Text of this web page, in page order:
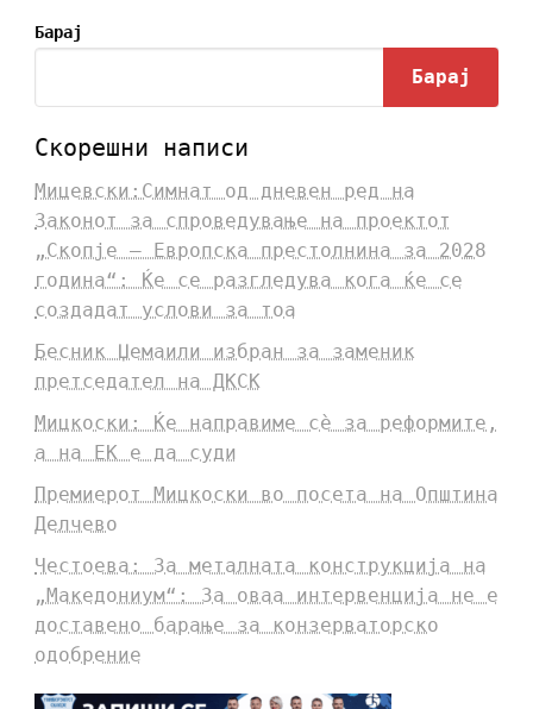
Барај
Барај
Скорешни написи
Мицевски:Симнат од дневен ред на
Законот за спроведување на проектот
„Скопје – Европска престолнина за 2028
година“: Ќе се разгледува кога ќе се
создадат услови за тоа
Бесник Џемаили избран за заменик
претседател на ДКСК
Мицкоски: Ќе направиме сè за реформите,
а на ЕК е да суди
Премиерот Мицкоски во посета на Општина
Делчево
Честоева: За металната конструкција на
„Македониум“: За оваа интервенција не е
доставено барање за конзерваторско
одобрение